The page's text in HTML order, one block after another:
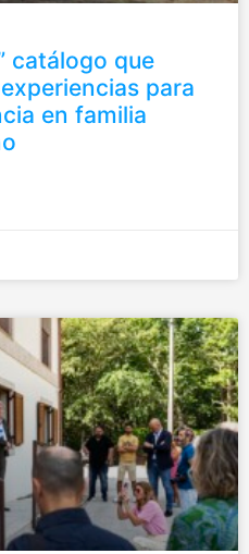
catálogo que
para
en familia